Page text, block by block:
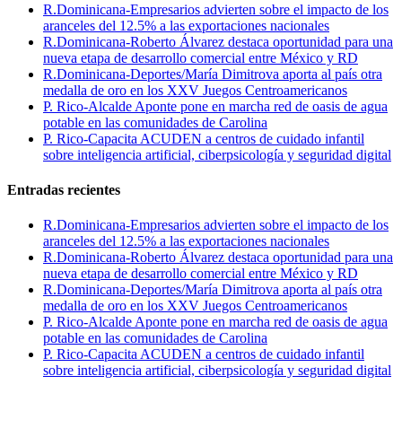
R.Dominicana-Empresarios advierten sobre el impacto de los
aranceles del 12.5% a las exportaciones nacionales
R.Dominicana-Roberto Álvarez destaca oportunidad para una
nueva etapa de desarrollo comercial entre México y RD
R.Dominicana-Deportes/María Dimitrova aporta al país otra
medalla de oro en los XXV Juegos Centroamericanos
P. Rico-Alcalde Aponte pone en marcha red de oasis de agua
potable en las comunidades de Carolina
P. Rico-Capacita ACUDEN a centros de cuidado infantil
sobre inteligencia artificial, ciberpsicología y seguridad digital
Entradas recientes
R.Dominicana-Empresarios advierten sobre el impacto de los
aranceles del 12.5% a las exportaciones nacionales
R.Dominicana-Roberto Álvarez destaca oportunidad para una
nueva etapa de desarrollo comercial entre México y RD
R.Dominicana-Deportes/María Dimitrova aporta al país otra
medalla de oro en los XXV Juegos Centroamericanos
P. Rico-Alcalde Aponte pone en marcha red de oasis de agua
potable en las comunidades de Carolina
P. Rico-Capacita ACUDEN a centros de cuidado infantil
sobre inteligencia artificial, ciberpsicología y seguridad digital